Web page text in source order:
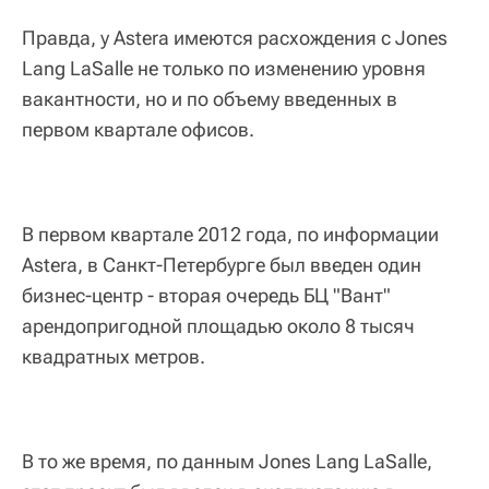
Правда, у Astera имеются расхождения с Jones
Lang LaSalle не только по изменению уровня
вакантности, но и по объему введенных в
первом квартале офисов.
В первом квартале 2012 года, по информации
Astera, в Санкт-Петербурге был введен один
бизнес-центр - вторая очередь БЦ "Вант"
арендопригодной площадью около 8 тысяч
квадратных метров.
В то же время, по данным Jones Lang LaSalle,